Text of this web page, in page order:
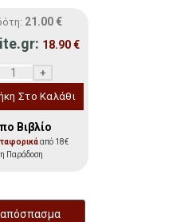
21.00 €
18.90€
Στο Καλάθι
Βιβλίο
από 18€
Παράδοση
απόσπασμα